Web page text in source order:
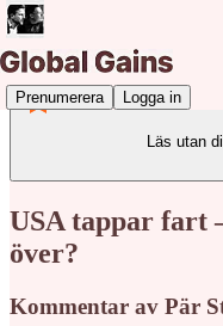
Prenumerera Logga in
Läs utan
USA tappar fart
över?
Kommentar av Pär